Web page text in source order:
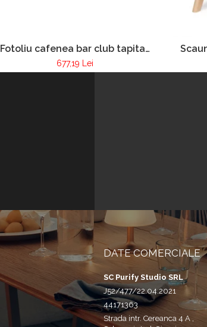
Fotoliu cafenea bar club tapitat
cadru lemn Pur 255
677,19 Lei
DATE COMERCIALE
SC Purify Studio SRL
J52/477/22.04.2021
44171363
Strada intr. Cereanca 4 A ,